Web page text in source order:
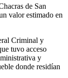
de San
valor estimado en
Criminal y
tuvo acceso
y
donde residían